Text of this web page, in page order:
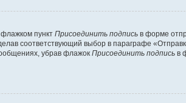
пункт Присоединить подпись в форме
соответствующий выбор в параграфе
убрав флажок Присоединить подпись в